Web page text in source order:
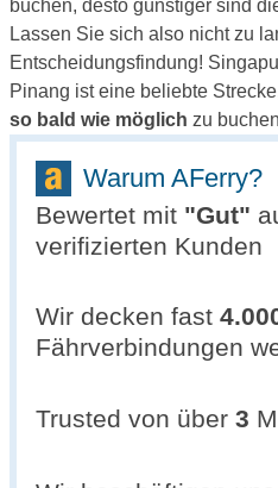
buchen, desto günstiger sind
Lassen Sie sich also nicht zu
Entscheidungsfindung!
Pinang ist eine beliebte
so bald wie möglich zu
Warum AFerry?
Bewertet mit "Gut"
verifizierten Kunden
Wir decken fast
Fährverbindungen
Trusted von über 3